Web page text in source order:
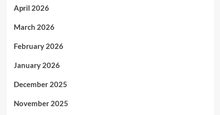
April 2026
March 2026
February 2026
January 2026
December 2025
November 2025